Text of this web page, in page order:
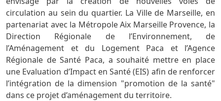
circulation au sein du quartier. La Ville de Marseille, en
partenariat avec la Métropole Aix Marseille Provence, la
Direction Régionale de l’Environnement, de
l’Aménagement et du Logement Paca et l’Agence
Régionale de Santé Paca, a souhaité mettre en place
une Evaluation d’Impact en Santé (EIS) afin de renforcer
l’intégration de la dimension "promotion de la santé"
dans ce projet d’aménagement du territoire.